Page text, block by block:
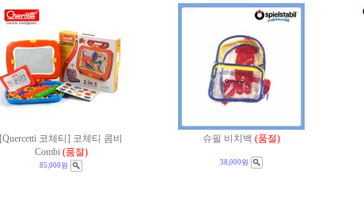
[Quercetti 코체티] 코체티 콤비
Combi (품절)
85,000원
슈필 비치백 (품절)
38,000원